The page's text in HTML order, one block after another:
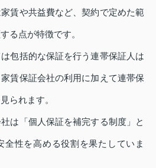
賃や共益費など、契約で定めた範
る点が特徴です。
包括的な保証を行う連帯保証人は
賃保証会社の利用に加えて連帯保
られます。
は「個人保証を補完する制度」と
全性を高める役割を果たしていま